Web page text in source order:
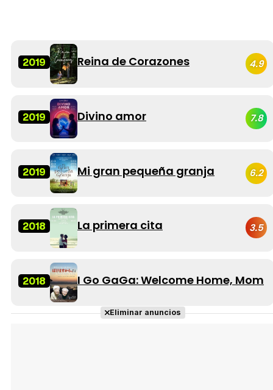
2019 Reina de Corazones 4.9
2019 Divino amor 7.8
2019 Mi gran pequeña granja 6.2
2018 La primera cita 3.5
2018 I Go GaGa: Welcome Home, Mom
Eliminar anuncios